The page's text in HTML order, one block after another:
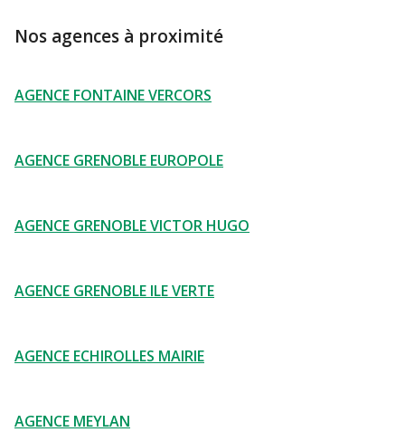
Nos agences à proximité
AGENCE FONTAINE VERCORS
AGENCE GRENOBLE EUROPOLE
AGENCE GRENOBLE VICTOR HUGO
AGENCE GRENOBLE ILE VERTE
AGENCE ECHIROLLES MAIRIE
AGENCE MEYLAN